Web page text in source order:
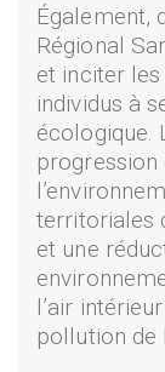
Également,
Régional
et inciter
individus à
écologique.
territoriales
et une
l’air
pollution de